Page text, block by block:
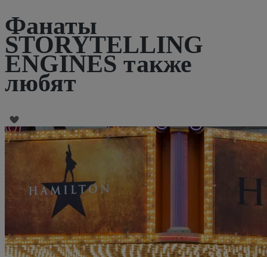
Фанаты
STORYTELLING
ENGINES также
любят